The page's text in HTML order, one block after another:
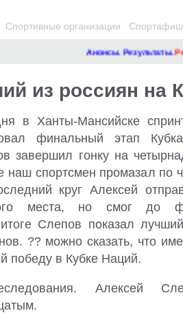
Спортивные организации
Анонсы. Результаты.
из россиян на
в Ханты-Мансийске
финальный этап
завершил гонку на
наш спортсмен промазал по
круг Алексей
места, но смог до
Слепов показал
?? можно сказать, что
победу в Кубке Наций.
Алексей